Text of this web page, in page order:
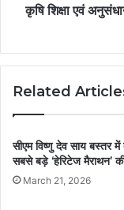
कृषि शिक्षा एवं
Related
सीएम विष्णु देव साय बस्तर में
सबसे बड़े ‘हेरिटेज मैराथन’
March 21, 2026